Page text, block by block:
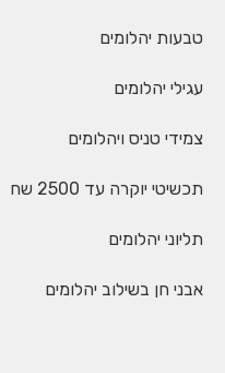
טבעות יהלומים
עגילי יהלומים
צמידי טניס ויהלומים
תכשיטי יוקרה עד 2500 שח
תליוני יהלומים
אבני חן בשילוב יהלומים